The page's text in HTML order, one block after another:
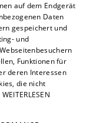
wir
unserer
auf dem Endgerät
Daten
gespeichert und
und
Funktionen für
deren Interessen
die nicht